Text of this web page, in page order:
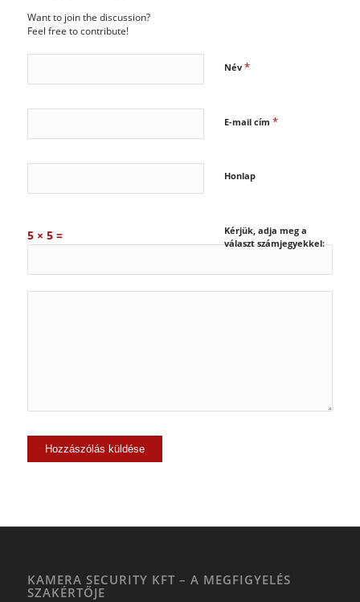
Want to join the discussion?
Feel free to contribute!
Név *
E-mail cím *
Honlap
Kérjük, adja meg a
választ számjegyekkel:
5 × 5 =
KAMERA SECURITY KFT – A MEGFIGYELÉS
SZAKÉRTŐJE